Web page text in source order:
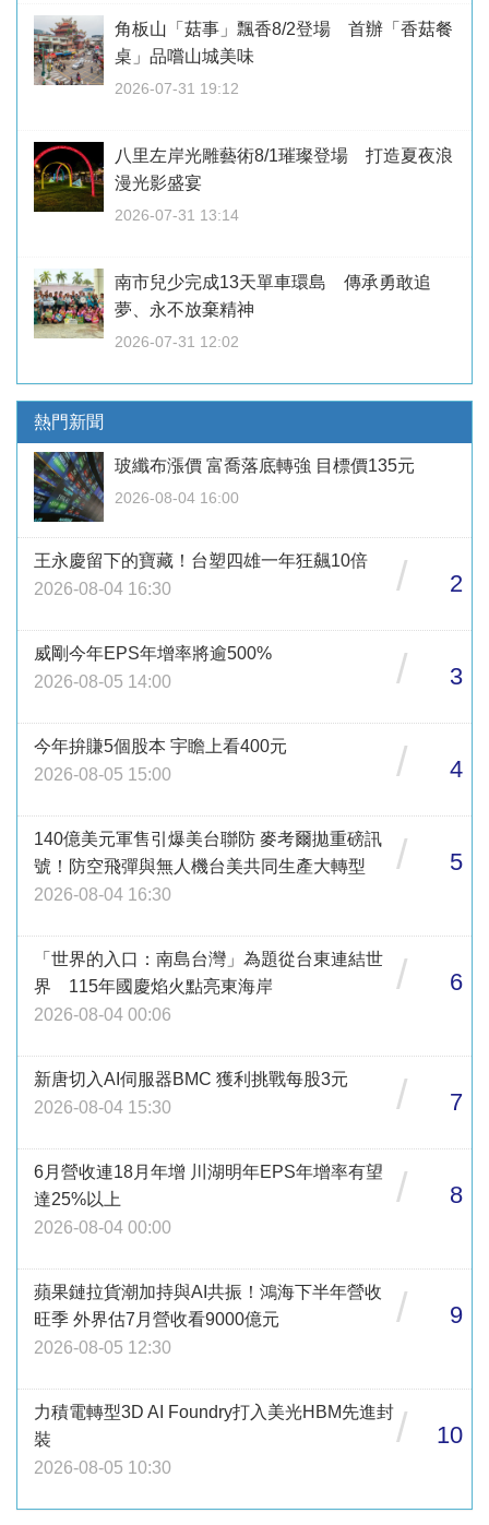
角板山「菇事」飄香8/2登場 首辦「香菇餐
桌」品嚐山城美味
2026-07-31 19:12
八里左岸光雕藝術8/1璀璨登場 打造夏夜浪
漫光影盛宴
2026-07-31 13:14
南市兒少完成13天單車環島 傳承勇敢追
夢、永不放棄精神
2026-07-31 12:02
熱門新聞
玻纖布漲價 富喬落底轉強 目標價135元
2026-08-04 16:00
王永慶留下的寶藏！台塑四雄一年狂飆10倍
2026-08-04 16:30
/ 2
威剛今年EPS年增率將逾500%
2026-08-05 14:00
/ 3
今年拚賺5個股本 宇瞻上看400元
2026-08-05 15:00
/ 4
140億美元軍售引爆美台聯防 麥考爾拋重磅訊
號！防空飛彈與無人機台美共同生產大轉型
2026-08-04 16:30
/ 5
「世界的入口：南島台灣」為題從台東連結世
界 115年國慶焰火點亮東海岸
2026-08-04 00:06
/ 6
新唐切入AI伺服器BMC 獲利挑戰每股3元
2026-08-04 15:30
/ 7
6月營收連18月年增 川湖明年EPS年增率有望
達25%以上
2026-08-04 00:00
/ 8
蘋果鏈拉貨潮加持與AI共振！鴻海下半年營收
旺季 外界估7月營收看9000億元
2026-08-05 12:30
/ 9
力積電轉型3D AI Foundry打入美光HBM先進封
裝
2026-08-05 10:30
/ 10